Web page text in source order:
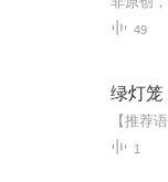
49
绿灯笼
1